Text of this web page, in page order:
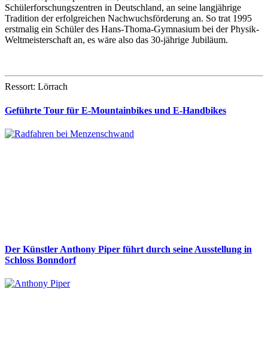
Schülerforschungszentren in Deutschland, an seine langjährige
Tradition der erfolgreichen Nachwuchsförderung an. So trat 1995
erstmalig ein Schüler des Hans-Thoma-Gymnasium bei der Physik-
Weltmeisterschaft an, es wäre also das 30-jährige Jubiläum.
Ressort: Lörrach
Geführte Tour für E-Mountainbikes und E-Handbikes
Der Künstler Anthony Piper führt durch seine Ausstellung in
Schloss Bonndorf